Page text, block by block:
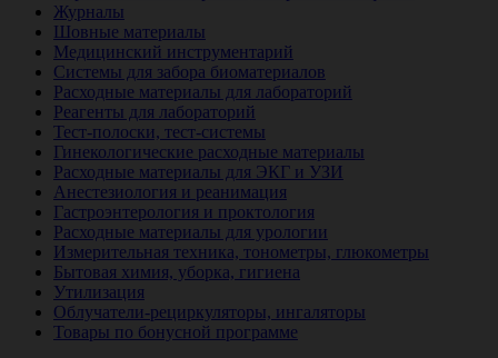
Журналы
Шовные материалы
Медицинский инструментарий
Системы для забора биоматериалов
Расходные материалы для лабораторий
Реагенты для лабораторий
Тест-полоски, тест-системы
Гинекологические расходные материалы
Расходные материалы для ЭКГ и УЗИ
Анестезиология и реанимация
Гастроэнтерология и проктология
Расходные материалы для урологии
Измерительная техника, тонометры, глюкометры
Бытовая химия, уборка, гигиена
Утилизация
Облучатели-рециркуляторы, ингаляторы
Товары по бонусной программе